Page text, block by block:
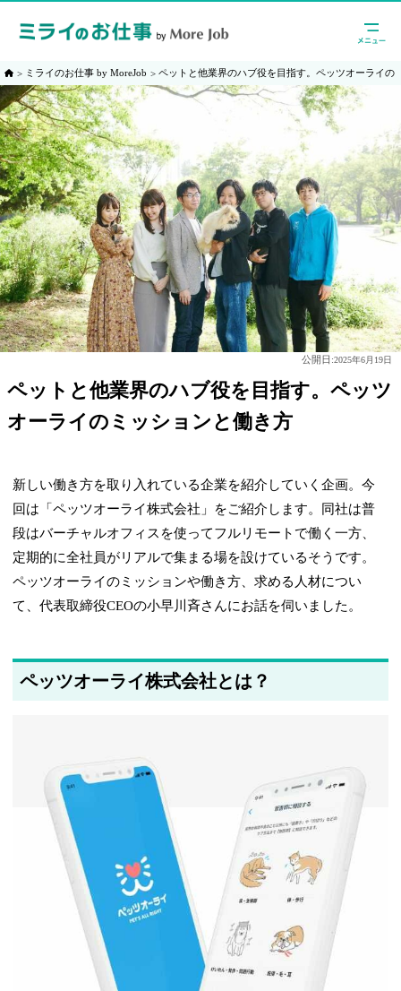
ミライのお仕事 by MoreJob ペットと他業界のハブ役を目指す。ペッツオーライの
公開日:2025年6月19日
ペットと他業界のハブ役を目指す。ペッツ
オーライのミッションと働き方
新しい働き方を取り入れている企業を紹介していく企画。今
回は「ペッツオーライ株式会社」をご紹介します。同社は普
段はバーチャルオフィスを使ってフルリモートで働く一方、
定期的に全社員がリアルで集まる場を設けているそうです。
ペッツオーライのミッションや働き方、求める人材につい
て、代表取締役CEOの小早川斉さんにお話を伺いました。
ペッツオーライ株式会社とは？